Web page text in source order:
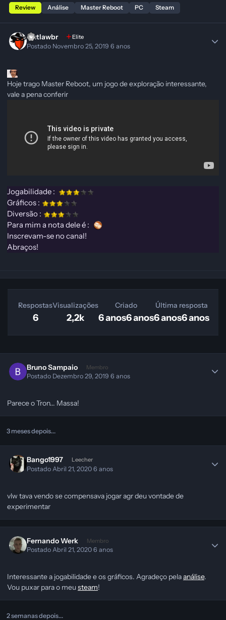
Review Análise Master Reboot PC Steam
Outlawbr Elite
Postado Novembro 25, 20196 anos
Hoje trago Master Reboot, um jogo de exploração interessante,
vale a pena conferir
Jogabilidade :
Gráficos :
Diversão :
Para mim a nota deleé :
Inscrevam-se no canal!
Abraços!
Respostas
6
Visualizações
2,2k
Criado
6 anos6 anos
Última resposta
6 anos6 anos
Bruno Sampaio Membro
Postado Dezembro 29, 20196 anos
Parece o Tron... Massa!
3 meses depois...
Bango1997 Leecher
Postado Abril 21, 20206 anos
vlw tava vendo se compensava jogar agr deu vontade de
experimentar
Fernando Werk Membro
PostadoAbril 21, 20206 anos
Interessante a jogabilidade e os gráficos. Agradeço pelaanálise.
Vou puxar para o meu steam!
2 semanas depois...